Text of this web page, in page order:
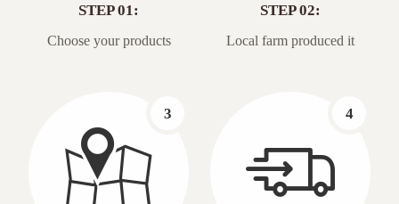
STEP 01:
Choose your products
STEP 02:
Local farm produced it
3 4